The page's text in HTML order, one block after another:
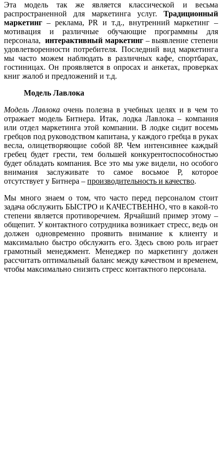
Эта модель так же является классической и весьма
распространенной для маркетинга услуг. Традиционный
маркетинг – реклама, PR и т.д., внутренний маркетинг –
мотивация и различные обучающие программны для
персонала,интерактивный маркетинг – выявление степени
удовлетворенности потребителя. Последний вид маркетинга
мы часто можем наблюдать в различных кафе, спортбарах,
гостиницах. Он проявляется в опросах и анкетах, проверках
книг жалоб и предложений и т.д.
Модель Лавлока
Модель Лавлока очень полезна в учебных целях и в чем то
отражает модель Битнера. Итак, лодка Лавлока – компания
или отдел маркетинга этой компании. В лодке сидит восемь
гребцов под руководством капитана, у каждого гребца в руках
весла, олицетворяющие собой 8P. Чем интенсивнее каждый
гребец будет грести, тем большей конкурентоспособностью
будет обладать компания. Все это мы уже видели, но особого
внимания заслуживате то самое восьмое P, которое
отсутствует у Битнера – производительность и качество.
Мы много знаем о том, что часто перед персоналом стоит
задача обслужить БЫСТРО и КАЧЕСТВЕННО, что в какой-то
степени является противоречием. Ярчайший пример этому –
общепит. У контактного сотрудника возникает стресс, ведь он
должен одновременно проявить внимание к клиенту и
максимально быстро обслужить его. Здесь свою роль играет
грамотный менеджмент. Менеджер по маркетингу должен
рассчитать оптимальный баланс между качеством и временем,
чтобы максимально снизить стресс контактного персонала.